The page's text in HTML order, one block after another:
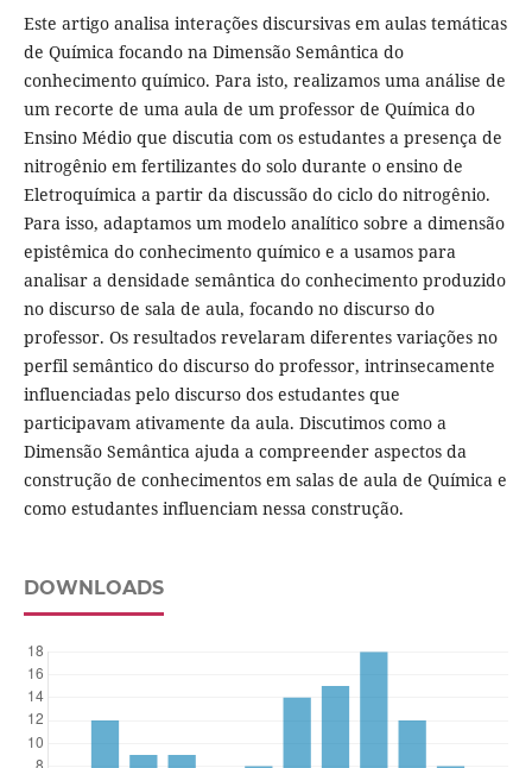
Este artigo analisa interações discursivas em aulas temáticas
de Química focando na Dimensão Semântica do
conhecimento químico. Para isto, realizamos uma análise de
um recorte de uma aula de um professor de Química do
Ensino Médio que discutia com os estudantes a presença de
nitrogênio em fertilizantes do solo durante o ensino de
Eletroquímica a partir da discussão do ciclo do nitrogênio.
Para isso, adaptamos um modelo analítico sobre a dimensão
epistêmica do conhecimento químico e a usamos para
analisar a densidade semântica do conhecimento produzido
no discurso de sala de aula, focando no discurso do
professor. Os resultados revelaram diferentes variações no
perfil semântico do discurso do professor, intrinsecamente
influenciadas pelo discurso dos estudantes que
participavam ativamente da aula. Discutimos como a
Dimensão Semântica ajuda a compreender aspectos da
construção de conhecimentos em salas de aula de Química e
como estudantes influenciam nessa construção.
DOWNLOADS